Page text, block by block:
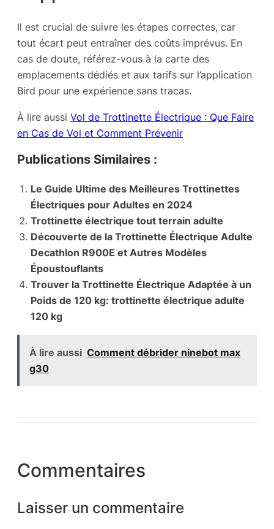
Il est crucial de suivre les étapes correctes, car
tout écart peut entraîner des coûts imprévus. En
cas de doute, référez-vous à la carte des
emplacements dédiés et aux tarifs sur l’application
Bird pour une expérience sans tracas.
À lire aussi Vol de Trottinette Électrique : Que Faire
en Cas de Vol et Comment Prévenir
Publications Similaires :
Le Guide Ultime des Meilleures Trottinettes
Électriques pour Adultes en 2024
Trottinette électrique tout terrain adulte
Découverte de la Trottinette Électrique Adulte
Decathlon R900E et Autres Modèles
Époustouflants
Trouver la Trottinette Électrique Adaptée à un
Poids de 120 kg: trottinette électrique adulte
120 kg
À lire aussi Comment débrider ninebot max
g30
Commentaires
Laisser un commentaire